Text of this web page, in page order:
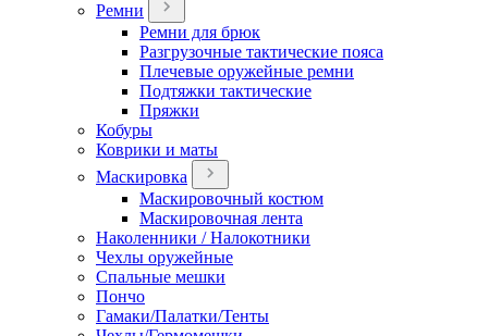
Ремни
Ремни для брюк
Разгрузочные тактические пояса
Плечевые оружейные ремни
Подтяжки тактические
Пряжки
Кобуры
Коврики и маты
Маскировка
Маскировочный костюм
Маскировочная лента
Наколенники / Налокотники
Чехлы оружейные
Спальные мешки
Пончо
Гамаки/Палатки/Тенты